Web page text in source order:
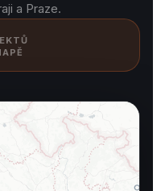
a Praze.